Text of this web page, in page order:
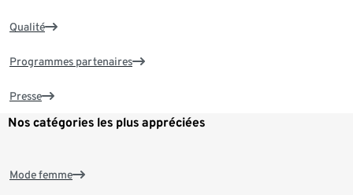
Qualité
Programmes partenaires
Presse
Nos catégories les plus appréciées
Mode femme